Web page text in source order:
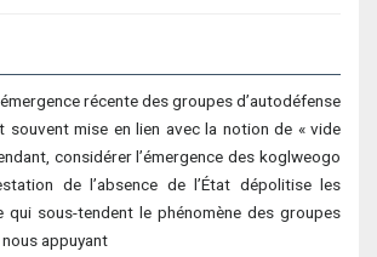
récente des groupes d’autodéfense
souvent mise en lien avec la notion de « vide
considérer l’émergence des koglweogo
de l’absence de l’État dépolitise les
sous-tendent le phénomène des groupes
nous appuyant